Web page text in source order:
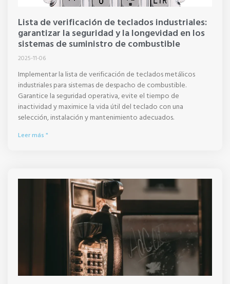
Lista de verificación de teclados industriales:
garantizar la seguridad y la longevidad en los
sistemas de suministro de combustible
2025-11-06
Implementar la lista de verificación de teclados metálicos
industriales para sistemas de despacho de combustible.
Garantice la seguridad operativa, evite el tiempo de
inactividad y maximice la vida útil del teclado con una
selección, instalación y mantenimiento adecuados.
Leer más "